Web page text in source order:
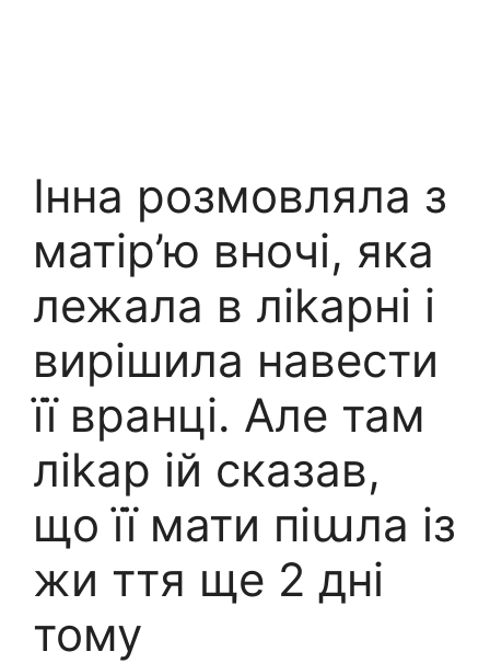
Інна розмовляла з
матір’ю вночі, яка
лежала в ліkарні і
вирішила навести
її вранці. Але там
ліkар ій сказав,
що її мати піաла із
жи ття ще 2 дні
тому